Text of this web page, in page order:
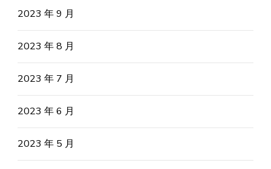
2023 年 9 月
2023 年 8 月
2023 年 7 月
2023 年 6 月
2023 年 5 月